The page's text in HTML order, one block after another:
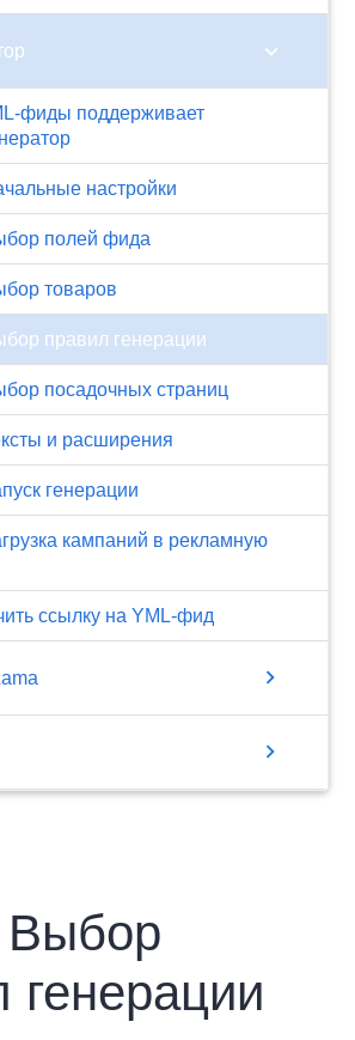
chevron_right
фиды поддерживает
настройки
полей фида
товаров
правил генерации
посадочных страниц
и расширения
генерации
кампаний в рекламную
ссылку на YML-фид
chevron_right
chevron_right
генерации